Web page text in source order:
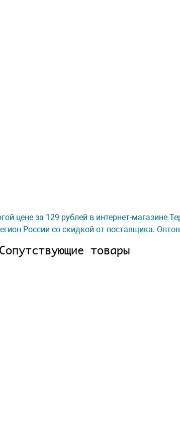
цене за 129 рублей в интернет-магазине
России со скидкой от поставщика.
Сопутствующие товары